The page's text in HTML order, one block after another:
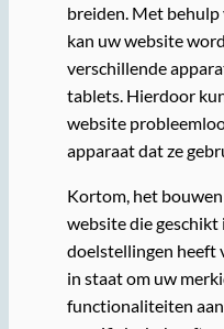
breiden. Met behulp
kan uw website
verschillende
tablets. Hierdoor
website
apparaat dat ze
Kortom, het
website die
doelstellingen heeft
in staat om uw
functionaliteiten